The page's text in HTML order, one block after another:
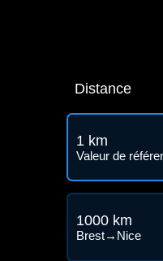
Distance
1 km
Valeur de
1000 km
Brest→Nice